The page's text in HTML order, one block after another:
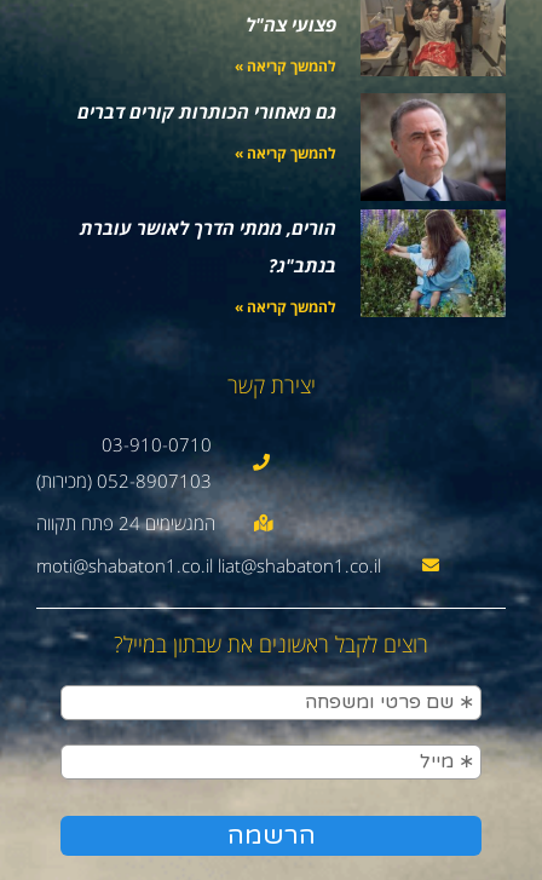
פצועי צה"ל
להמשך קריאה »
גם מאחורי הכותרות קורים דברים
להמשך קריאה »
הורים, ממתי הדרך לאושר עוברת
בנתב"ג?
להמשך קריאה »
יצירת קשר
03-910-0710
052-8907103 (מכירות)
moti@shabaton1.co.il liat@shabaton1.co.il
רוצים לקבל ראשונים את שבתון במייל?